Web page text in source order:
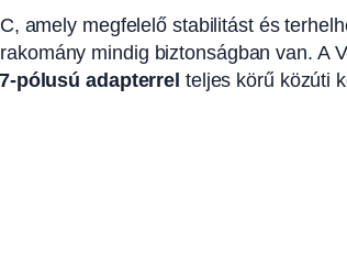
amely megfelelő stabilitást és
mindig biztonságban van. A
7-pólusú adapterrel teljes körű közúti